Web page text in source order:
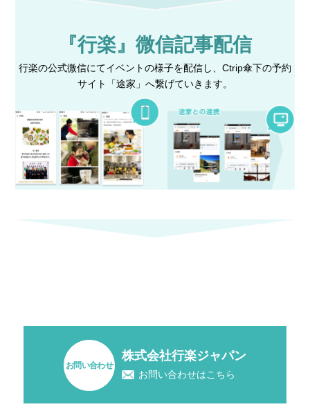
『行楽』微信記事配信
行楽の公式微信にてイベントの様子を配信し、Ctrip傘下の予約
サイト「途家」へ繋げていきます。
お問い合わせ
株式会社行楽ジャパン
お問い合わせはこちら